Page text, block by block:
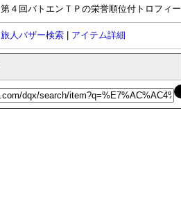
第４回バトエンＴＰの栄誉順位付トロフィー
旅人バザー検索 アイテム詳細